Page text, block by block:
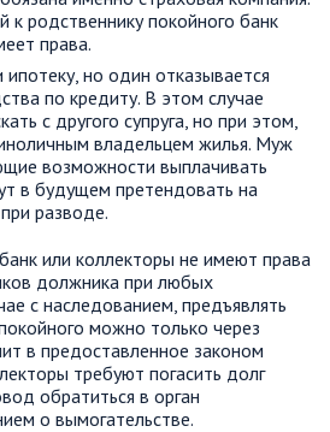
к родственнику покойного банк
права.
но один отказывается
по кредиту. В этом случае
с другого супруга, но при этом,
владельцем жилья. Муж
возможности выплачивать
в будущем претендовать на
разводе.
или коллекторы не имеют права
должника при любых
с наследованием, предъявлять
можно только через
в предоставленное законом
требуют погасить долг
обратиться в орган
о вымогательстве.